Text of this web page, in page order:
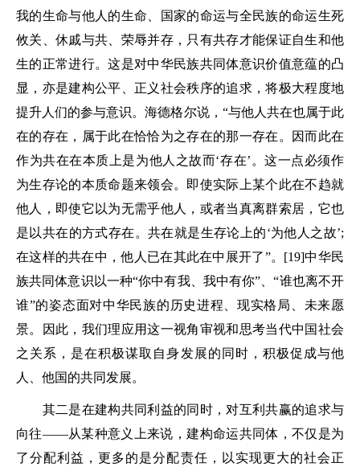
我的生命与他人的生命、国家的命运与全民族的命运生死
攸关、休戚与共、荣辱并存，只有共存才能保证自生和他
生的正常进行。这是对中华民族共同体意识价值意蕴的凸
显，亦是建构公平、正义社会秩序的追求，将极大程度地
提升人们的参与意识。海德格尔说，“与他人共在也属于此
在的存在，属于此在恰恰为之存在的那一存在。因而此在
作为共在在本质上是为他人之故而‘存在’。这一点必须作
为生存论的本质命题来领会。即使实际上某个此在不趋就
他人，即使它以为无需乎他人，或者当真离群索居，它也
是以共在的方式存在。共在就是生存论上的‘为他人之故’;
在这样的共在中，他人已在其此在中展开了”。[19]中华民
族共同体意识以一种“你中有我、我中有你”、“谁也离不开
谁”的姿态面对中华民族的历史进程、现实格局、未来愿
景。因此，我们理应用这一视角审视和思考当代中国社会
之关系，是在积极谋取自身发展的同时，积极促成与他
人、他国的共同发展。
其二是在建构共同利益的同时，对互利共赢的追求与
向往——从某种意义上来说，建构命运共同体，不仅是为
了分配利益，更多的是分配责任，以实现更大的社会正